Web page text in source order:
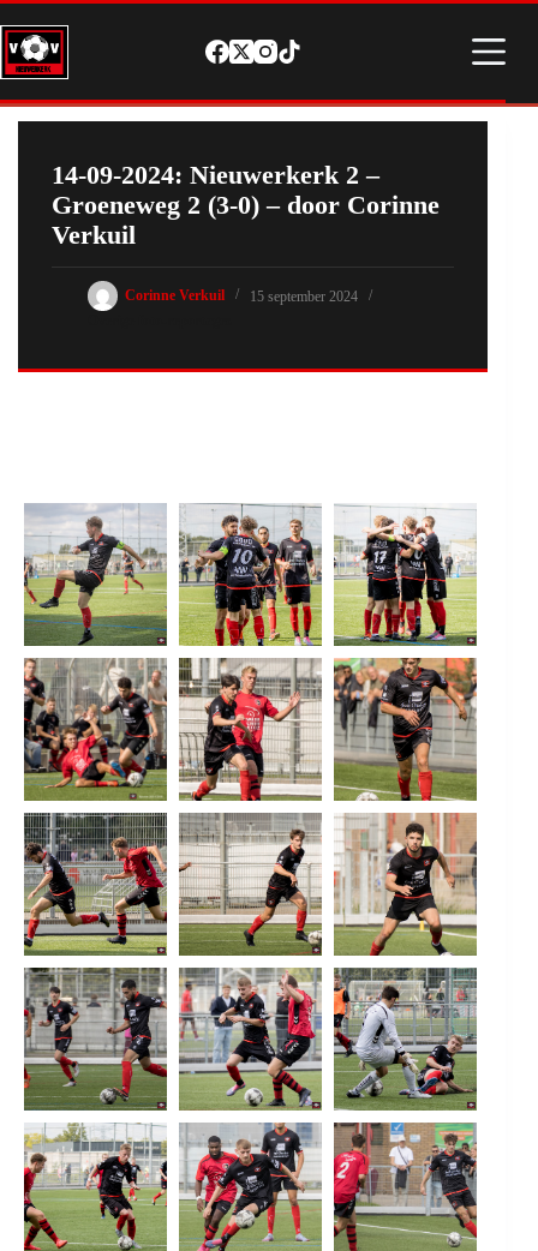
Ga
naar
de
inhoud
14-09-2024: Nieuwerkerk 2 –
Groeneweg 2 (3-0) – door Corinne
Verkuil
Corinne Verkuil
15 september 2024